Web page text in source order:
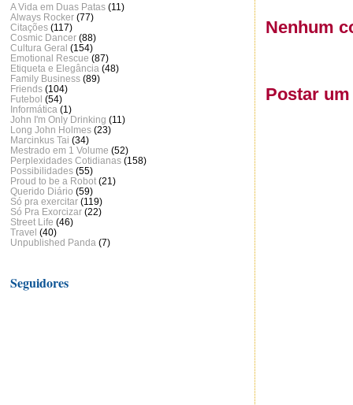
Nenhum
Postar
A Vida em Duas Patas (11)
Always Rocker (77)
Citações (117)
Cosmic Dancer (88)
Cultura Geral (154)
Emotional Rescue (87)
Etiqueta e Elegância (48)
Family Business (89)
Friends (104)
Futebol (54)
Informática (1)
John I'm Only Drinking (11)
Long John Holmes (23)
Marcinkus Tai (34)
Mestrado em 1 Volume (52)
Perplexidades Cotidianas (158)
Possibilidades (55)
Proud to be a Robot (21)
Querido Diário (59)
Só pra exercitar (119)
Só Pra Exorcizar (22)
Street Life (46)
Travel (40)
Unpublished Panda (7)
Seguidores